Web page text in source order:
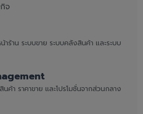
จ
าร้าน ระบบขาย ระบบคลังสินค้า และระบบ
ค้า ราคาขาย และโปรโมชั่นจากส่วนกลาง